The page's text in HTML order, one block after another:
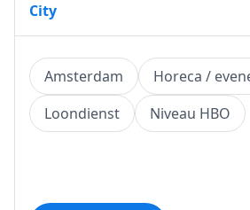
City
Amsterdam
Horeca /
Loondienst
Niveau HBO